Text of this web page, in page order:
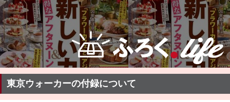
東京ウォーカーの付録について